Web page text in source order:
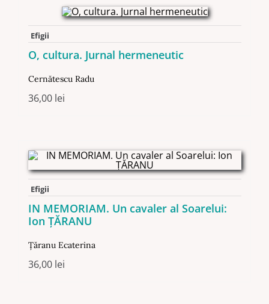
Efigii
O, cultura. Jurnal hermeneutic
Cernătescu Radu
36,00 lei
Efigii
IN MEMORIAM. Un cavaler al Soarelui:
Ion ŢĂRANU
Ţăranu Ecaterina
36,00 lei